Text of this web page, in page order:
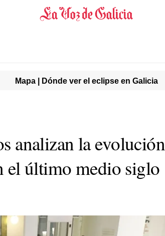
Mapa | Dónde ver el eclipse en Galicia
analizan la evolución
el último medio siglo